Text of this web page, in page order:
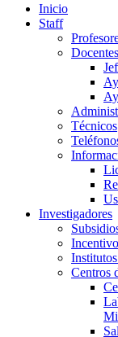
Inicio
Staff
Técnicos
Investigadores
Centros